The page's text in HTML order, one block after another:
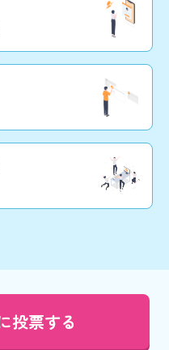
投票する